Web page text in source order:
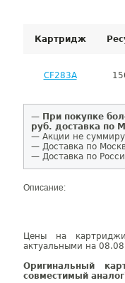
Картридж
CF283A
— При покупке
руб. доставка по
— Акции не
— Доставка по
— Доставка по
Описание:
Цены на
актуальными на
Оригинальный
совместимый